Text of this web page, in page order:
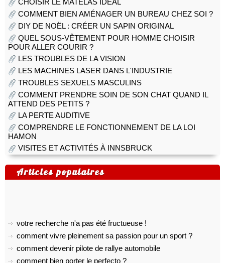
CHOISIR LE MATELAS IDÉAL
COMMENT BIEN AMÉNAGER UN BUREAU CHEZ SOI ?
DIY DE NOËL : CRÉER UN SAPIN ORIGINAL
QUEL SOUS-VÊTEMENT POUR HOMME CHOISIR
POUR ALLER COURIR ?
LES TROUBLES DE LA VISION
LES MACHINES LASER DANS L'INDUSTRIE
TROUBLES SEXUELS MASCULINS
COMMENT PRENDRE SOIN DE SON CHAT QUAND IL
ATTEND DES PETITS ?
LA PERTE AUDITIVE
COMPRENDRE LE FONCTIONNEMENT DE LA LOI
HAMON
VISITES ET ACTIVITÉS À INNSBRUCK
Articles populaires
votre recherche n'a pas été fructueuse !
comment vivre pleinement sa passion pour un sport ?
comment devenir pilote de rallye automobile
comment bien porter le perfecto ?